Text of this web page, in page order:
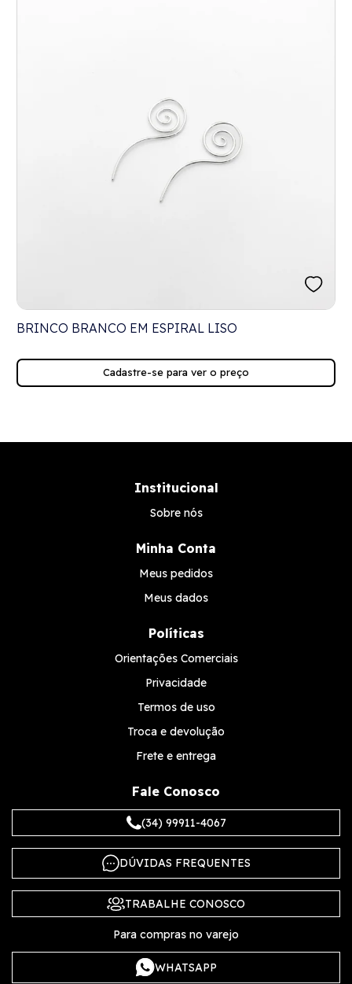
BRINCO BRANCO EM ESPIRAL LISO
Cadastre-se para ver o preço
Institucional
Sobre nós
Minha Conta
Meus pedidos
Meus dados
Políticas
Orientações Comerciais
Privacidade
Termos de uso
Troca e devolução
Frete e entrega
Fale Conosco
(34) 99911-4067
DÚVIDAS FREQUENTES
TRABALHE CONOSCO
Para compras no varejo
WHATSAPP